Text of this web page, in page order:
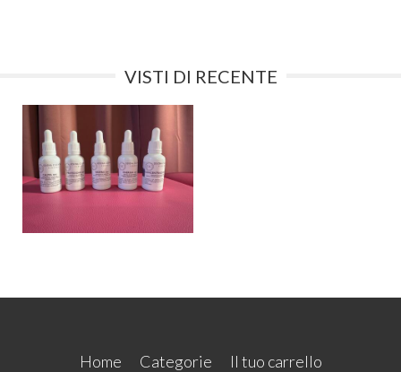
VISTI DI RECENTE
Home Categorie
Il tuo carrello